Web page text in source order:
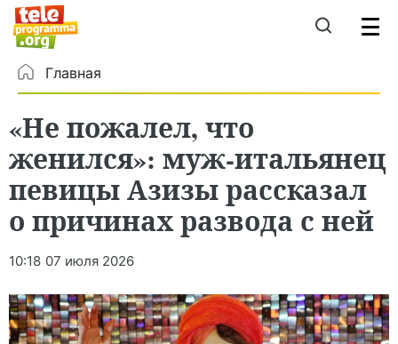
Главная
«Не пожалел, что
женился»: муж-итальянец
певицы Азизы рассказал
о причинах развода с ней
10:18 07 июля 2026